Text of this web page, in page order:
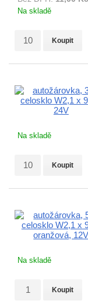
Na skladě
Koupit
Na skladě
Koupit
Na skladě
Koupit